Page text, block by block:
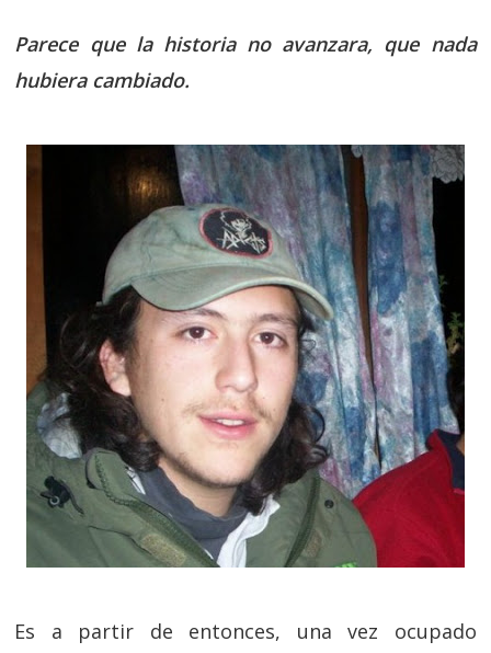
Parece que la historia no avanzara, que nada
hubiera cambiado.
Es a partir de entonces, una vez ocupado